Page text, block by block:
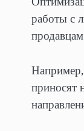
работы с
Например,
приносят